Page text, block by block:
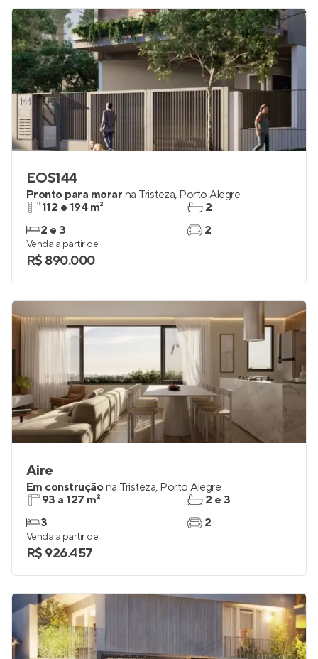
EOS144
Pronto para morar na Tristeza, Porto Alegre
112 e 194 m²
2 e 3
2
2
Venda a partir de
R$ 890.000
Aire
Em construçãona Tristeza, Porto Alegre
93 a 127 m²
3
2 e 3
2
Venda a partir de
R$ 926.457